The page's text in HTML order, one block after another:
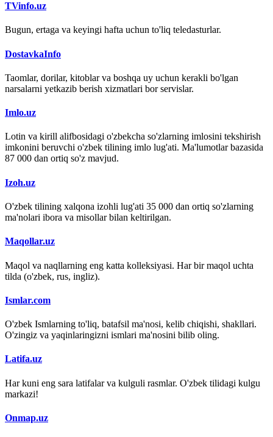
TVinfo.uz
Bugun, ertaga va keyingi hafta uchun to'liq teledasturlar.
DostavkaInfo
Taomlar, dorilar, kitoblar va boshqa uy uchun kerakli bo'lgan
narsalarni yetkazib berish xizmatlari bor servislar.
Imlo.uz
Lotin va kirill alifbosidagi o'zbekcha so'zlarning imlosini tekshirish
imkonini beruvchi o'zbek tilining imlo lug'ati. Ma'lumotlar bazasida
87 000 dan ortiq so'z mavjud.
Izoh.uz
O'zbek tilining xalqona izohli lug'ati 35 000 dan ortiq so'zlarning
ma'nolari ibora va misollar bilan keltirilgan.
Maqollar.uz
Maqol va naqllarning eng katta kolleksiyasi. Har bir maqol uchta
tilda (o'zbek, rus, ingliz).
Ismlar.com
O'zbek Ismlarning to'liq, batafsil ma'nosi, kelib chiqishi, shakllari.
O'zingiz va yaqinlaringizni ismlari ma'nosini bilib oling.
Latifa.uz
Har kuni eng sara latifalar va kulguli rasmlar. O'zbek tilidagi kulgu
markazi!
Onmap.uz